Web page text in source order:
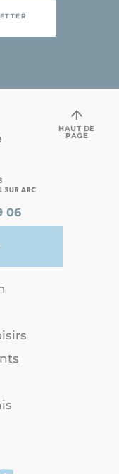
06
HAUT DE
PAGE